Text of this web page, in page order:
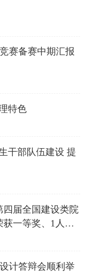
赛备赛中期汇报
特色
干部队伍建设 提
四届全国建设类院
一等奖、1人荣
计答辩会顺利举